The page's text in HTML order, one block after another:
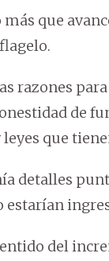
más que
razones
de
que
detalles
estarían
del